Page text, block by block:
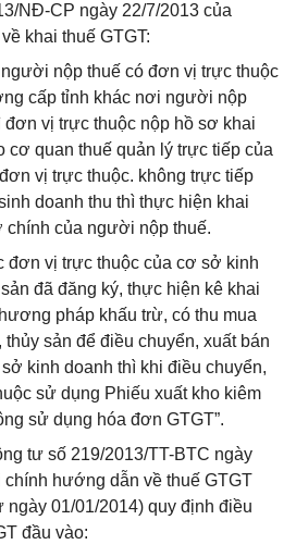
NĐ-CP ngày 22/7/2013 của
khai thuế GTGT:
nộp thuế có đơn vị trực thuộc
cấp tỉnh khác nơi người nộp
vị trực thuộc nộp hồ sơ khai
cơ quan thuế quản lý trực tiếp của
vị trực thuộc. không trực tiếp
doanh thu thì thực hiện khai
chính của người nộp thuế.
đơn vị trực thuộc của cơ sở kinh
đã đăng ký, thực hiện kê khai
pháp khấu trừ, có thu mua
thủy sản để điều chuyển, xuất bán
kinh doanh thì khi điều chuyển,
sử dụng Phiếu xuất kho kiêm
sử dụng hóa đơn GTGT”.
tư số 219/2013/TT-BTC ngày
hướng dẫn về thuế GTGT
ngày 01/01/2014) quy định điều
đầu vào: